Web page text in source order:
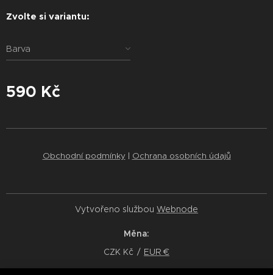
Zvolte si variantu:
Barva
590 Kč
Obchodní podmínky| Ochrana osobních údajů
Vytvořeno službou Webnode
Měna
CZK Kč
EUR €